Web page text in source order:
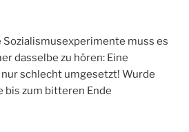
Sozialismusexperimente muss es
dasselbe zu hören: Eine
schlecht umgesetzt! Wurde
bis zum bitteren Ende